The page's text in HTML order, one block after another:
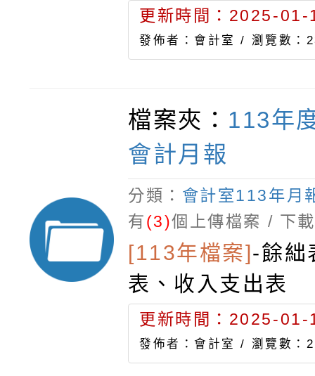
更新時間：2025-
發佈者：會計室 / 瀏覽數：
檔案夾： 113年
會計月報
分類： 會計室113年月
有(3)個上傳檔案 / 下
[113年檔案]-餘絀
表、收入支出表
更新時間：2025-
發佈者：會計室 / 瀏覽數：